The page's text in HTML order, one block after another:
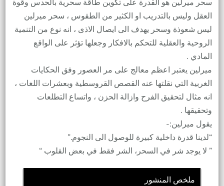
سحر ميرلين هو القدرة على تكوين طاقة سحرية بالحدس وقوة
العقل وليس بالتدريب او الكثير من الطقوس ، سحر ميرلين
ليس شعوذة وسحر يهدف الى ايصال الاذى ، انه نوع من التنمية
الروحية والعقلية للتحكم بالافكار وجعلها تؤثر على الواقع
المادي .
ميرلين يعتبر اعظم معالج على مر العصور وفق الحكايات
الغربية التي نقلتها عنه القصص القروسطية وبعشرات اللغات ،
انه مثال لتحقيق الفرح وازالة الحزن ، واتساع التطلعات
وتحقيقها .
يقول ميرلين:-
“لدينا قدرة داخلية كبيرة للوصول الى النجوم.”
” لا يوجد شر في السحر، الشر فقط في بعض القلوب “
ملخص المنشور